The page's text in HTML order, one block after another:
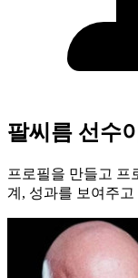
팔씨름 선수
프로필을 만들고 프
계, 성과를 보여주